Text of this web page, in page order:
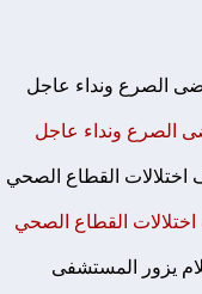
الصرع ونداء عاجل
القطاع الصحي